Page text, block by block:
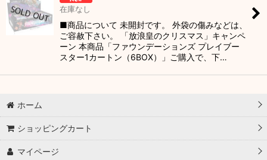
在庫なし
■商品について 未開封です。 外袋の傷みなどは、
ご容赦下さい。 「放浪皇のクリスマス」キャンペ
ーン 本商品「ファウンデーションズ プレイブー
スター1カートン（6BOX）」ご購入で、下…
ホーム
ショッピングカート
マイページ